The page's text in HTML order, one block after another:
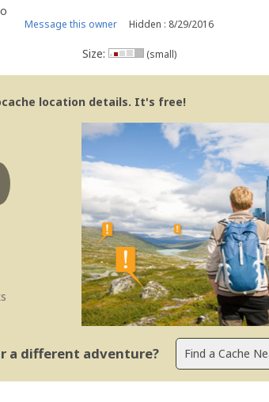
Message this owner Hidden : 8/29/2016
Size: (small)
location details. It's free!
a different adventure?